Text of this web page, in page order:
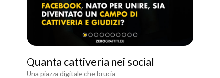
Quanta cattiveria nei social
Una piazza digitale che brucia